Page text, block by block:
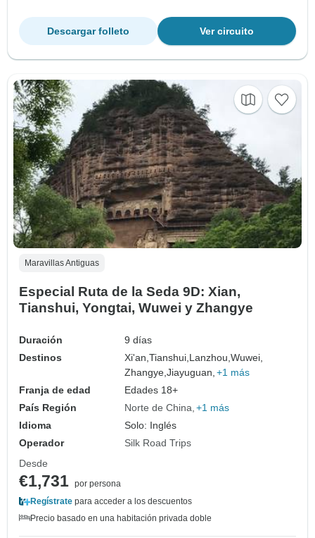
Ver circuito
Descargar folleto
Maravillas Antiguas
Especial Ruta de la Seda 9D: Xian,
Tianshui, Yongtai, Wuwei y Zhangye
Duración
9 días
Destinos
Xi'an,Tianshui,Lanzhou,Wuwei,
Zhangye,Jiayuguan, +1 más
Franja de edad
Edades 18+
País Región
Norte de China +1 más
Idioma
Solo: Inglés
Operador
Silk Road Trips
Desde
€1,731 por persona
Regístrate para acceder a los descuentos
Precio basado en una habitación privada doble